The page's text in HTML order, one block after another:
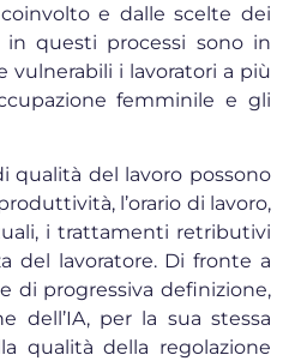
e dalle scelte dei
questi processi sono in
vulnerabili i lavoratori a più
femminile e gli
qualità del lavoro possono
l’orario di lavoro,
i trattamenti retributivi
del lavoratore. Di fronte a
di progressiva definizione,
dell’IA, per la sua stessa
qualità della regolazione